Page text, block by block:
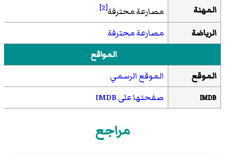
المهنة
مصارعة محترفة[2]
الرياضة
مصارعة محترفة
المواقع
الموقع
الموقع الرسمي
IMDB صفحتها على IMDB
مراجع